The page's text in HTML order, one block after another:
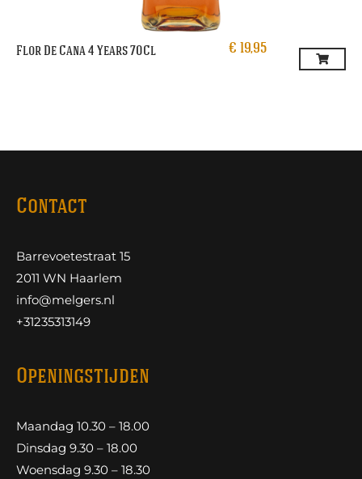
Flor De Cana 4 Years 70Cl € 19,95
Contact
Barrevoetestraat 15
2011 WN Haarlem
info@melgers.nl
+31235313149
Openingstijden
Maandag 10.30 – 18.00
Dinsdag 9.30 – 18.00
Woensdag 9.30 – 18.30